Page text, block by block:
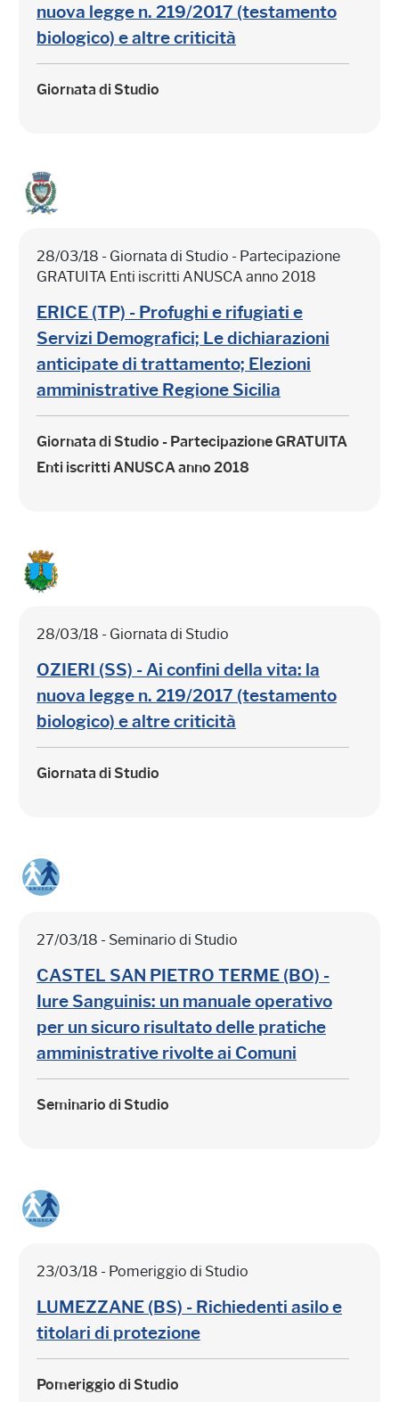
nuova legge n. 219/2017 (testamento
biologico) e altre criticità
Giornata di Studio
28/03/18 - Giornata di Studio - Partecipazione
GRATUITA Enti iscritti ANUSCA anno 2018
ERICE (TP) - Profughi e rifugiati e
Servizi Demografici; Le dichiarazioni
anticipate di trattamento; Elezioni
amministrative Regione Sicilia
Giornata di Studio - PartecipazioneGRATUITA
Enti iscritti ANUSCA anno 2018
28/03/18 - Giornata di Studio
OZIERI (SS) - Ai confini della vita: la
nuova legge n. 219/2017 (testamento
biologico) e altre criticità
Giornata di Studio
27/03/18 - Seminario di Studio
CASTEL SAN PIETRO TERME (BO) -
Iure Sanguinis: un manuale operativo
per un sicuro risultato delle pratiche
amministrative rivolte ai Comuni
Seminario di Studio
23/03/18 - Pomeriggio di Studio
LUMEZZANE (BS) - Richiedenti asilo e
titolari di protezione
Pomeriggio di Studio